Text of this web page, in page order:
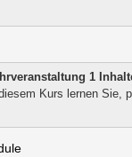
1
Kurs lernen Sie,